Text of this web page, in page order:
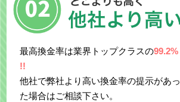
最高換金率は業界トップクラスの99.2%
!!
他社で弊社より高い換金率の提示があっ
た場合はご相談下さい。